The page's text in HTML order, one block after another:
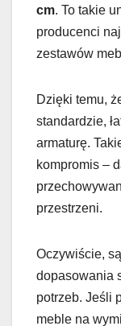
cm. To takie
producenci
zestawów
Dzięki temu,
standardzie,
armaturę.
kompromis –
przestrzeni.
Oczywiście,
dopasowania
potrzeb. Jeśli
meble na